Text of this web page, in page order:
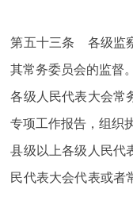
第五十三条 各级监
其常务委员会的监督。
各级人民代表大会常
专项工作报告，组织
县级以上各级人民代
民代表大会代表或者